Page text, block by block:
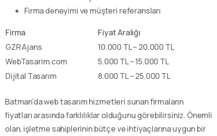
Firma deneyimi ve müşteri referansları
Firma
Fiyat Aralığı
GZR Ajans
10.000 TL – 20.000 TL
WebTasarim.com
5.000 TL – 15.000 TL
Dijital Tasarım
8.000 TL – 25.000 TL
Batman’da web tasarım hizmetleri sunan firmaların
fiyatları arasında farklılıklar olduğunu görebilirsiniz. Önemli
olan, işletme sahiplerinin bütçe ve ihtiyaçlarına uygun bir